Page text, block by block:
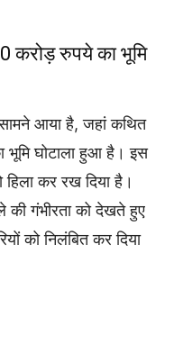
करोड़ रुपये का भूमि
सामने आया है, जहां कथित
घोटाला हुआ है। इस
कर रख दिया है।
की गंभीरता को देखते हुए
को निलंबित कर दिया